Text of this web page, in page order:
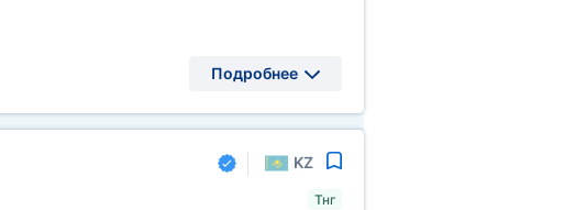
Подробнее
KZ
Тнг